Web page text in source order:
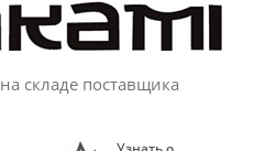
на складе поставщика